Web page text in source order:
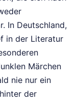
In Deutschland,
in der Literatur
Märchen
nie nur ein
der